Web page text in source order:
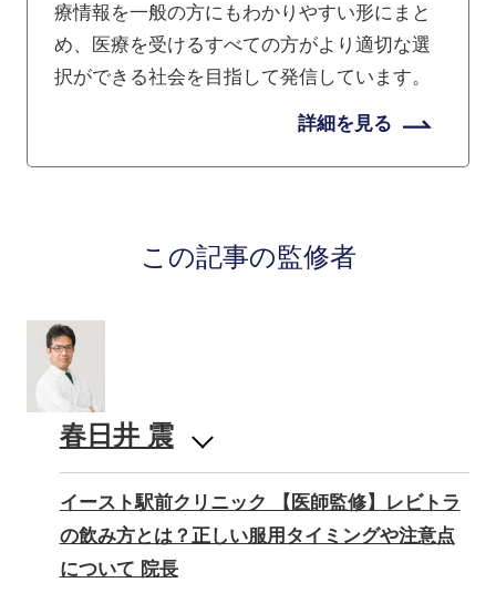
療情報を一般の方にもわかりやすい形にまと
め、医療を受けるすべての方がより適切な選
択ができる社会を目指して発信しています。
詳細を見る
この記事の監修者
春日井 震
イースト駅前クリニック 【医師監修】レビトラ
の飲み方とは？正しい服用タイミングや注意点
について 院長